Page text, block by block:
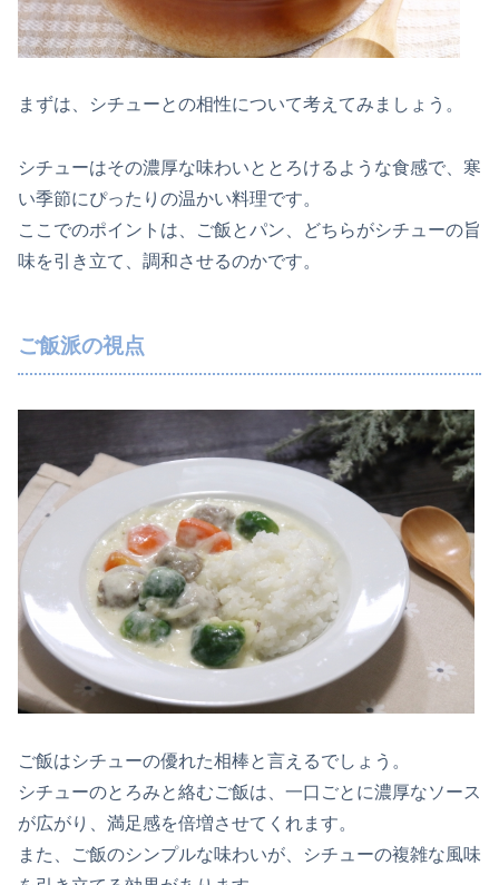
まずは、シチューとの相性について考えてみましょう。
シチューはその濃厚な味わいととろけるような食感で、寒
い季節にぴったりの温かい料理です。
ここでのポイントは、ご飯とパン、どちらがシチューの旨
味を引き立て、調和させるのかです。
ご飯派の視点
ご飯はシチューの優れた相棒と言えるでしょう。
シチューのとろみと絡むご飯は、一口ごとに濃厚なソース
が広がり、満足感を倍増させてくれます。
また、ご飯のシンプルな味わいが、シチューの複雑な風味